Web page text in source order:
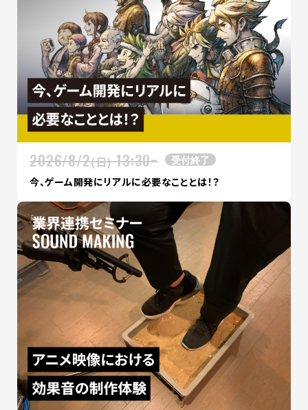
2026/8/2(日)13:30~ 受付終了
今、ゲーム開発にリアルに必要なこととは！？